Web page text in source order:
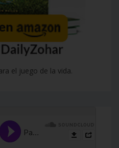
el juego de la vida.